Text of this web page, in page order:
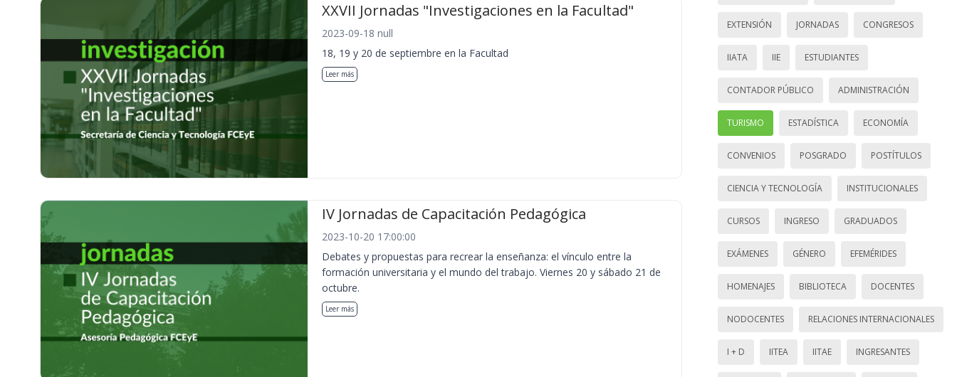
XXVII Jornadas "Investigaciones en la Facultad"
2023-09-18 null
18, 19 y 20 de septiembre en la Facultad
Leer más
IV Jornadas de Capacitación Pedagógica
2023-10-20 17:00:00
Debates y propuestas para recrear la enseñanza: el vínculo entre la
formación universitaria y el mundo del trabajo. Viernes 20 y sábado 21 de
octubre.
Leer más
EXTENSIÓN JORNADAS CONGRESOS
IIATA IIE ESTUDIANTES
CONTADOR PÚBLICO ADMINISTRACIÓN
TURISMO ESTADÍSTICA ECONOMÍA
CONVENIOS POSGRADO POSTÍTULOS
CIENCIA Y TECNOLOGÍA INSTITUCIONALES
CURSOS INGRESO GRADUADOS
EXÁMENES GÉNERO EFEMÉRIDES
HOMENAJES BIBLIOTECA DOCENTES
NODOCENTES RELACIONES INTERNACIONALES
I + D IITEA IITAE INGRESANTES